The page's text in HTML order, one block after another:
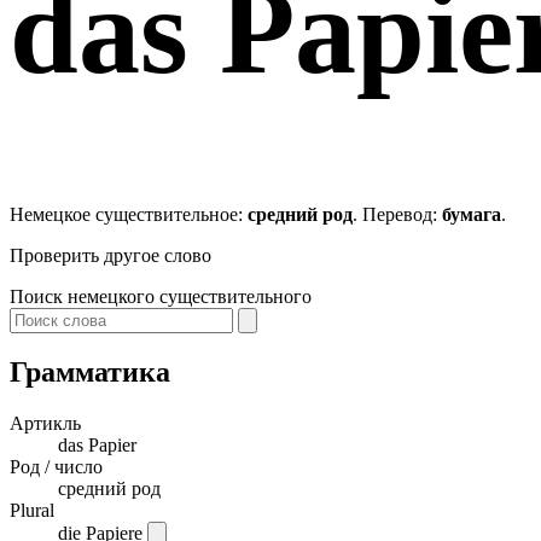
das
Немецкое существительное: средний род. Перевод: бумага.
Проверить другое слово
Поиск немецкого существительного
Грамматика
Артикль
das Papier
Род / число
средний род
Plural
die Papiere